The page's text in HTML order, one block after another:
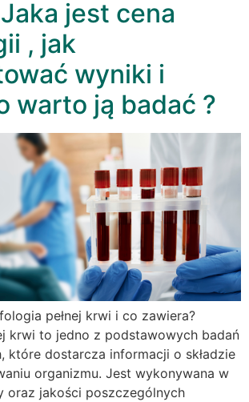
jest cena
, jak
wyniki i
warto ją badać ?
pełnej krwi i co zawiera?
krwi to jedno z podstawowych badań
które dostarcza informacji o składzie
organizmu. Jest wykonywana w
oraz jakości poszczególnych